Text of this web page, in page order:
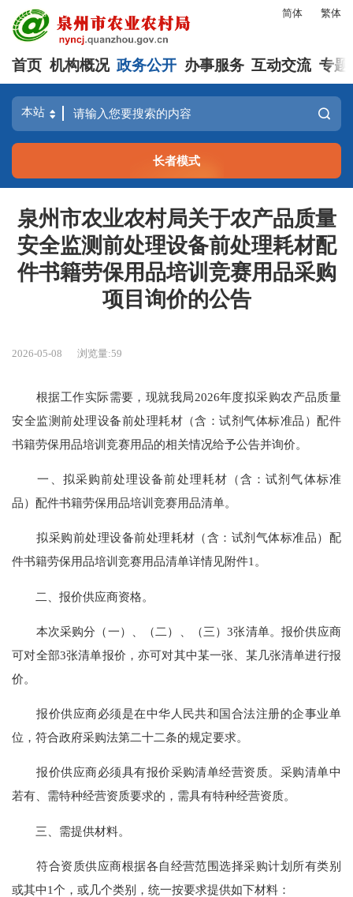
简体 繁体
首页 机构概况 政务公开 办事服务 互动交流 专题
长者模式
泉州市农业农村局关于农产品质量
安全监测前处理设备前处理耗材配
件书籍劳保用品培训竞赛用品采购
项目询价的公告
2026-05-08 浏览量:59
根据工作实际需要，现就我局2026年度拟采购农产品质量
安全监测前处理设备前处理耗材（含：试剂气体标准品）配件
书籍劳保用品培训竞赛用品的相关情况给予公告并询价。
一、拟采购前处理设备前处理耗材（含：试剂气体标准
品）配件书籍劳保用品培训竞赛用品清单。
拟采购前处理设备前处理耗材（含：试剂气体标准品）配
件书籍劳保用品培训竞赛用品清单详情见附件1。
二、报价供应商资格。
本次采购分（一）、（二）、（三）3张清单。报价供应商
可对全部3张清单报价，亦可对其中某一张、某几张清单进行报
价。
报价供应商必须是在中华人民共和国合法注册的企事业单
位，符合政府采购法第二十二条的规定要求。
报价供应商必须具有报价采购清单经营资质。采购清单中
若有、需特种经营资质要求的，需具有特种经营资质。
三、需提供材料。
符合资质供应商根据各自经营范围选择采购计划所有类别
或其中1个，或几个类别，统一按要求提供如下材料：